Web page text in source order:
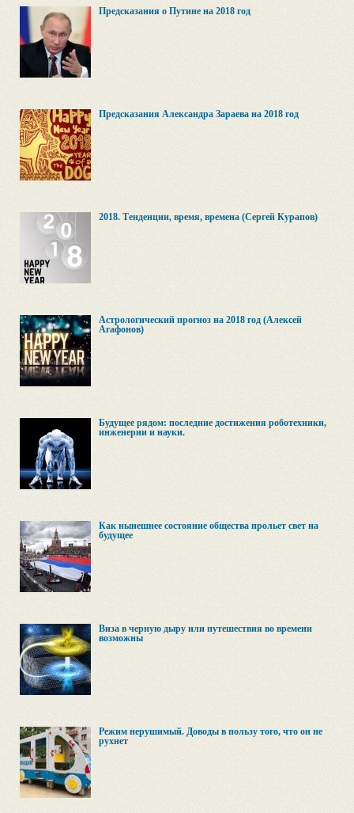
Предсказания о Путине на 2018 год
Предсказания Александра Зараева на 2018 год
2018. Тенденции, время, времена (Сергей Курапов)
Астрологический прогноз на 2018 год (Алексей
Агафонов)
Будущее рядом: последние достижения роботехники,
инженерии и науки.
Как нынешнее состояние общества прольет свет на
будущее
Виза в черную дыру или путешествия во времени
возможны
Режим нерушимый. Доводы в пользу того, что он не
рухнет